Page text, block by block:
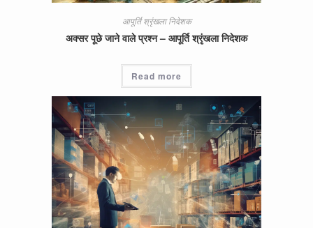
आपूर्ति श्रृंखला निदेशक
अक्सर पूछे जाने वाले प्रश्न – आपूर्ति श्रृंखला निदेशक
Read more